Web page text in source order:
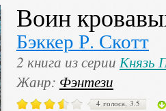
Воин
Бэккер Р. Скотт
2 книга из серииКнязь
Жанр: Фэнтези
4 голоса, 3.5